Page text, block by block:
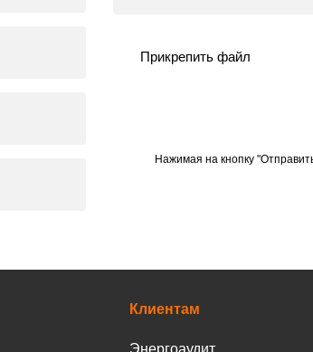
Прикрепить файл
Нажимая на кнопку
Клиентам
Энергоаудит